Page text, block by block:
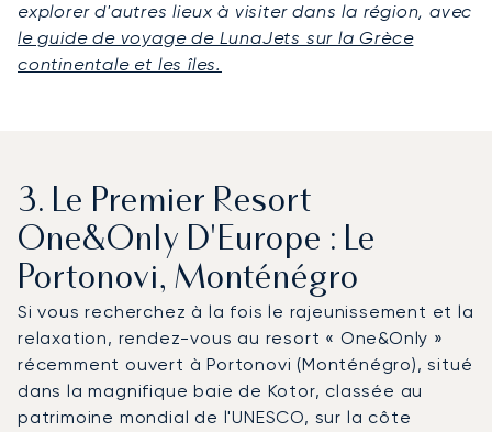
explorer d'autres lieux à visiter dans la région, avec
le guide de voyage de LunaJets sur la Grèce
continentale et les îles.
3. Le Premier Resort
One&Only D'Europe : Le
Portonovi, Monténégro
Si vous recherchez à la fois le rajeunissement et la
relaxation, rendez-vous au resort « One&Only »
récemment ouvert à Portonovi (Monténégro), situé
dans la magnifique baie de Kotor, classée au
patrimoine mondial de l'UNESCO, sur la côte